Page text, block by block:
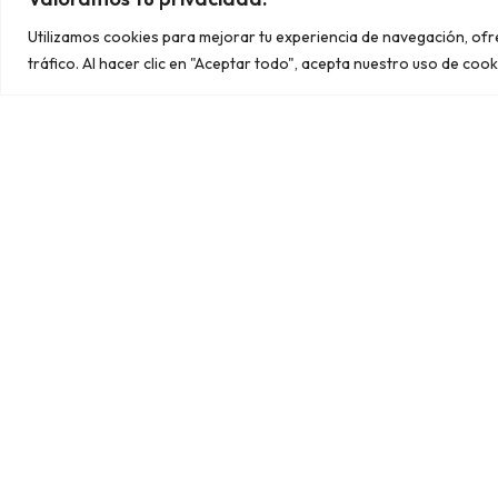
Utilizamos cookies para mejorar tu experiencia de navegación,
tráfico. Al hacer clic en "Aceptar todo", acepta nuestro uso de
03348 Granja de Rocamora